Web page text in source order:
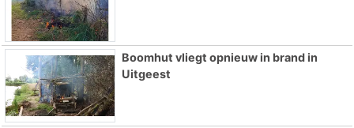
Boomhut vliegt opnieuw in brand in
Uitgeest